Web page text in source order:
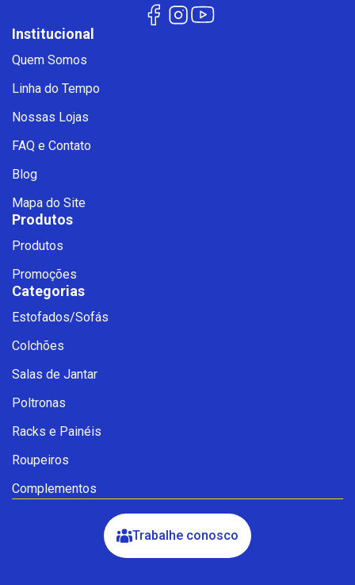
Institucional
Quem Somos
Linha do Tempo
Nossas Lojas
FAQ e Contato
Blog
Mapa do Site
Produtos
Produtos
Promoções
Categorias
Estofados/Sofás
Colchões
Salas de Jantar
Poltronas
Racks e Painéis
Roupeiros
Complementos
Trabalhe conosco